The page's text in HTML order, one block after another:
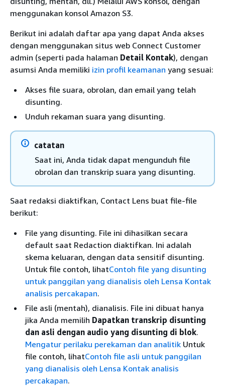
menggunakan konsol Amazon S3.
Berikut ini adalah daftar apa yang dapat Anda akses
dengan menggunakan situs web Connect Customer
admin (seperti pada halaman Detail Kontak), dengan
asumsi Anda memiliki izin profil keamanan yang sesuai:
Akses file suara, obrolan, dan email yang telah
disunting.
Unduh rekaman suara yang disunting.
catatan
Saat ini, Anda tidak dapat mengunduh file
obrolan dan transkrip suara yang disunting.
Saat redaksi diaktifkan, Contact Lens buat file-file
berikut:
File yang disunting. File ini dihasilkan secara
default saat Redaction diaktifkan. Ini adalah
skema keluaran, dengan data sensitif disunting.
Untuk file contoh, lihatContoh file yang disunting
untuk panggilan yang dianalisis oleh Lensa Kontak
analisis percakapan.
File asli (mentah), dianalisis. File ini dibuat hanya
jika Anda memilih Dapatkan transkrip disunting
dan asli dengan audio yang disunting di blok.
Mengatur perilaku perekaman dan analitik Untuk
file contoh, lihatContoh file asli untuk panggilan
yang dianalisis oleh Lensa Kontak analisis
percakapan.